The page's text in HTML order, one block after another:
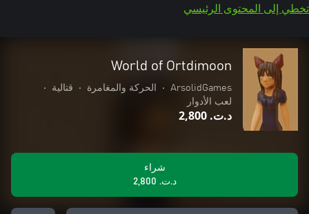
تخطي إلى المحتوى الرئيسي
World of Ortdimoon
ArsolidGames
• الحركة والمغامرة • قتالية
•
لعب الأدوار
د.ت.‏ 2,800
شراء
د.ت.‏ 2,800